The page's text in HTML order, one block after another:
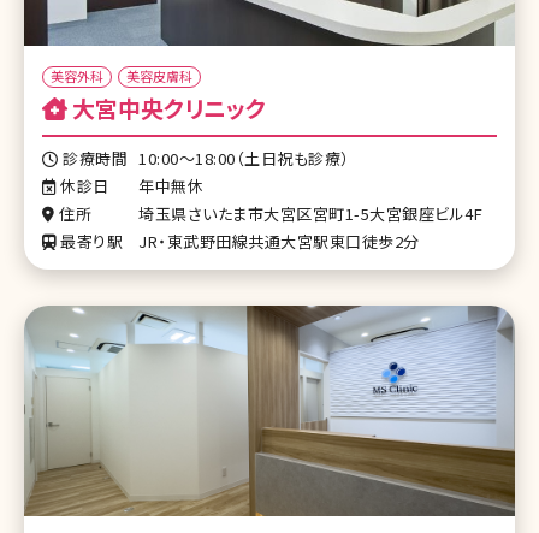
美容外科 美容皮膚科
大宮中央クリニック
診療時間 10:00〜18:00（土日祝も診療）
休診日
年中無休
住所
埼玉県さいたま市大宮区宮町1-5大宮銀座ビル4F
最寄り駅
JR・東武野田線共通大宮駅東口徒歩2分